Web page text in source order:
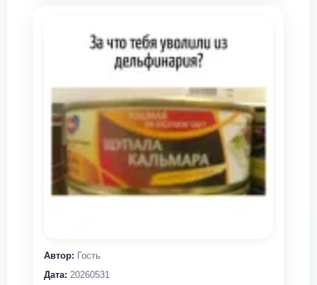
Автор: Гость
Дата: 20260531